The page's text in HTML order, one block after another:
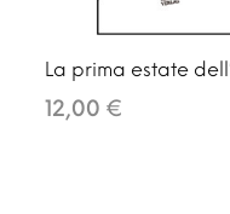
La prima estate
12,00 €